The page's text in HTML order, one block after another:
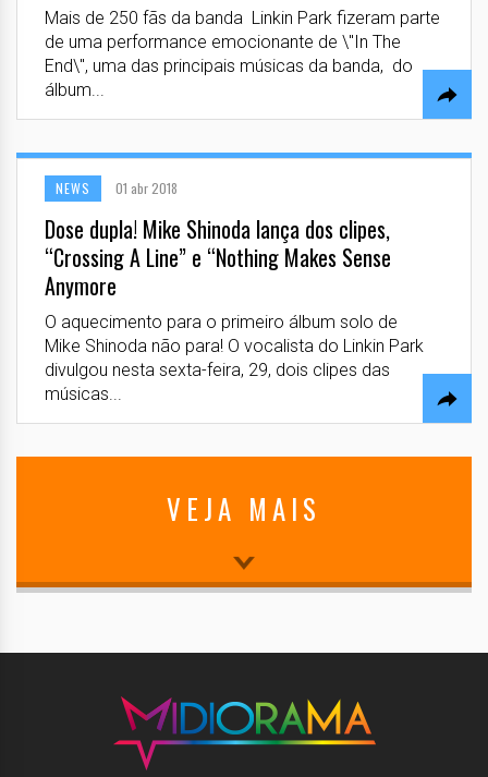
Mais de 250 fãs da banda Linkin Park fizeram parte
de uma performance emocionante de \"In The
End\", uma das principais músicas da banda, do
álbum...
NEWS 01 abr 2018
Dose dupla! Mike Shinoda lança dos clipes,
“Crossing A Line” e “Nothing Makes Sense
Anymore
O aquecimento para o primeiro álbum solo de
Mike Shinoda não para! O vocalista do Linkin Park
divulgou nesta sexta-feira, 29, dois clipes das
músicas...
VEJA MAIS